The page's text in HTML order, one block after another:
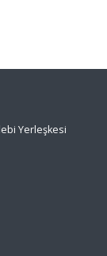
Yerleşkesi